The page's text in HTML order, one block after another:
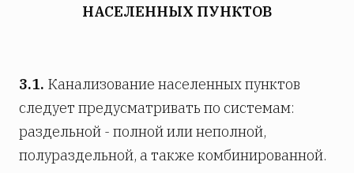
НАСЕЛЕННЫХ ПУНКТОВ
3.1. Канализование населенных пунктов
следует предусматривать по системам:
раздельной - полной или неполной,
полураздельной, а также комбинированной.